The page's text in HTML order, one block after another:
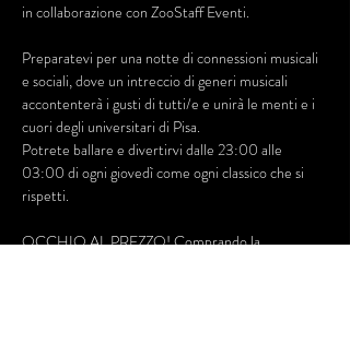
in collaborazione con ZooStaff Eventi.
Preparatevi per una notte di connessioni musicali
e sociali, dove un intreccio di generi musicali
accontenterà i gusti di tutti/e e unirà le menti e i
cuori degli universitari di Pisa.
Potrete ballare e divertirvi dalle 23:00 alle
03:00 di ogni giovedì come ogni classico che si
rispetti.
OCCHIO AL PREZZO! Comprando la